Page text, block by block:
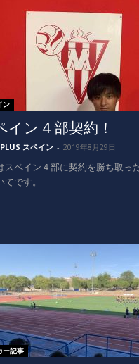
ン
イン４部契約！
スペイン - 2019年8月29日
スペイン４部に契約を勝ち取っ
てです。
ー記事